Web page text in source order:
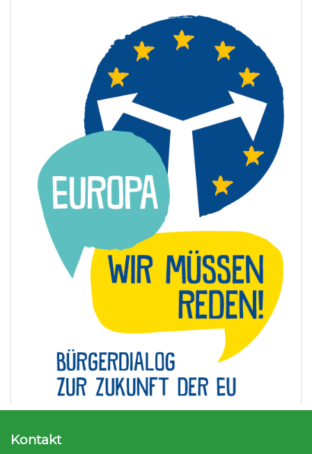
Kontakt